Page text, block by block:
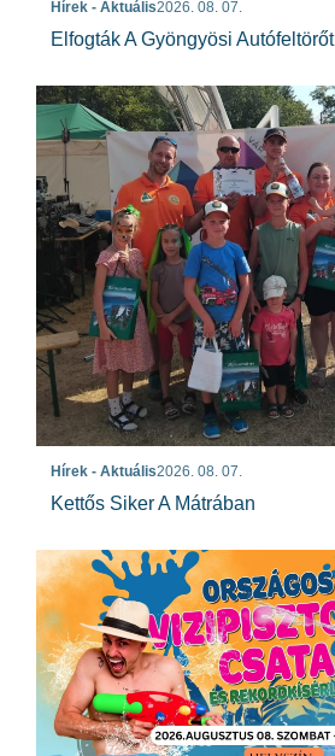
Hírek - Aktuális2026. 08. 07.
Elfogták A Gyöngyösi Autófeltörőt
Hírek - Aktuális2026. 08. 07.
Kettős Siker A Mátrában